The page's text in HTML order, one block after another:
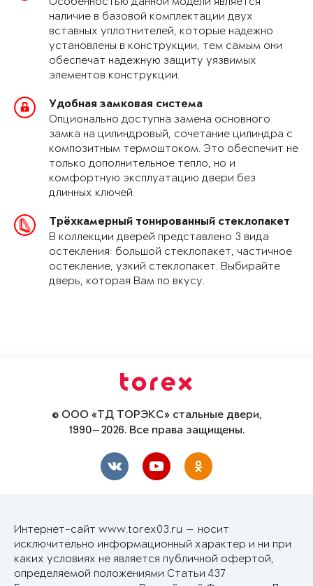
наличие в базовой комплектации двух
вставных уплотнителей, которые надежно
установлены в конструкции, тем самым они
обеспечат надежную защиту уязвимых
элементов конструкции.
Удобная замковая система
Опционально доступна замена основного
замка на цилиндровый, сочетание цилиндра с
композитным термоштоком. Это обеспечит не
только дополнительное тепло, но и
комфортную эксплуатацию двери без
длинных ключей.
Трёхкамерный тонированный стеклопакет
В коллекции дверей представлено 3 вида
остекления: большой стеклопакет, частичное
остекление, узкий стеклопакет. Выбирайте
дверь, которая Вам по вкусу.
© ООО «ТД ТОРЭКС» стальные двери,
1990—2026. Все права защищены.
Интернет-сайт www.torex03.ru — носит
исключительно информационный характер и ни при
каких условиях не является публичной офертой,
определяемой положениями Статьи 437